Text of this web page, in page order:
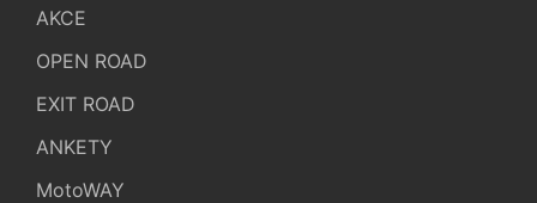
AKCE
OPEN ROAD
EXIT ROAD
ANKETY
MotoWAY